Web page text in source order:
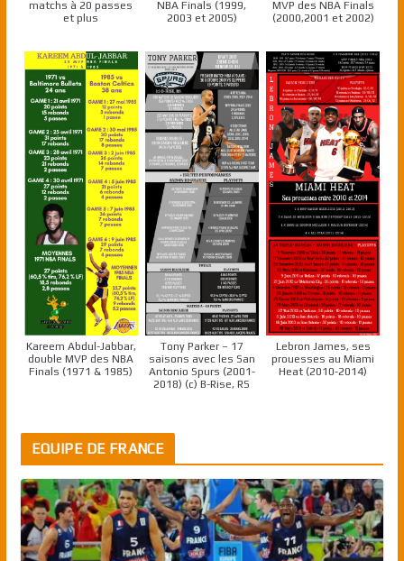
matchs à 20 passes
et plus
NBA Finals (1999,
2003 et 2005)
MVP des NBA Finals
(2000,2001 et 2002)
Kareem Abdul-Jabbar,
double MVP des NBA
Finals (1971 & 1985)
Tony Parker – 17
saisons avec les San
Antonio Spurs (2001-
2018) (c) B-Rise, RS
Lebron James, ses
prouesses au Miami
Heat (2010-2014)
EQUIPE DE FRANCE